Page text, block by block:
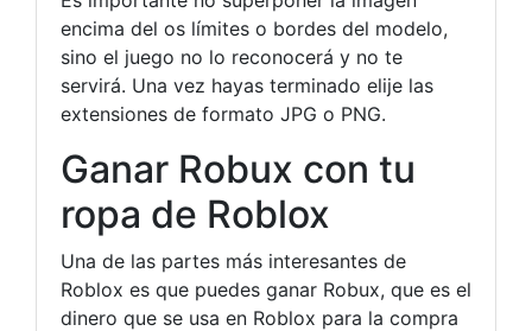
encima del os límites o bordes del modelo,
sino el juego no lo reconocerá y no te
servirá. Una vez hayas terminado elije las
extensiones de formato JPG o PNG.
Ganar Robux con tu
ropa de Roblox
Una de las partes más interesantes de
Roblox es que puedes ganar Robux, que es el
dinero que se usa en Roblox para la compra